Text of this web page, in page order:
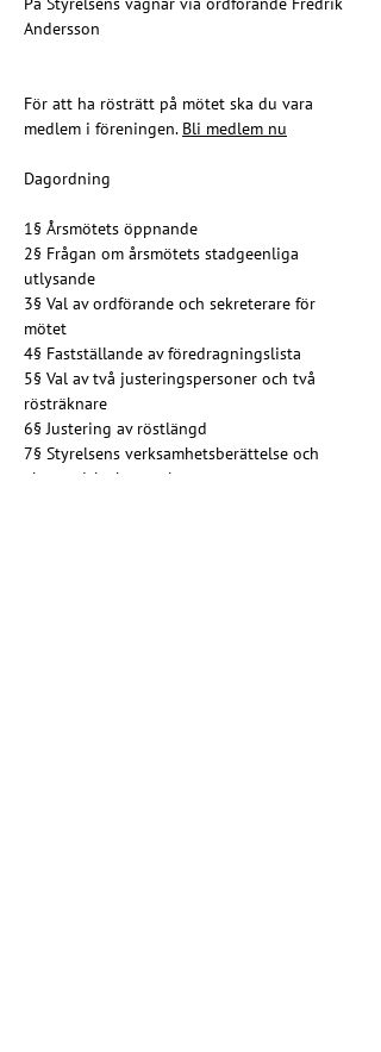
Andersson
För att ha rösträtt på mötet ska du vara
medlem i föreningen. Bli medlem nu
Dagordning
1§ Årsmötets öppnande
2§ Frågan om årsmötets stadgeenliga
utlysande
3§ Val av ordförande och sekreterare för
mötet
4§ Fastställande av föredragningslista
5§ Val av två justeringspersoner och två
rösträknare
6§ Justering av röstlängd
7§ Styrelsens verksamhetsberättelse och
ekonomiska berättelse